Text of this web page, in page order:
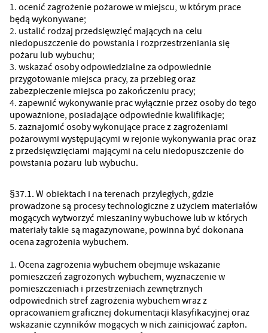
ocenić zagrożenie pożarowe w miejscu, w którym prace
będą wykonywane;
ustalić rodzaj przedsięwzięć mających na celu
niedopuszczenie do powstania i rozprzestrzeniania się
pożaru lub wybuchu;
wskazać osoby odpowiedzialne za odpowiednie
przygotowanie miejsca pracy, za przebieg oraz
zabezpieczenie miejsca po zakończeniu pracy;
zapewnić wykonywanie prac wyłącznie przez osoby do tego
upoważnione, posiadające odpowiednie kwalifikacje;
zaznajomić osoby wykonujące prace z zagrożeniami
pożarowymi występującymi w rejonie wykonywania prac oraz
z przedsięwzięciami mającymi na celu niedopuszczenie do
powstania pożaru lub wybuchu.
§37.1. W obiektach i na terenach przyległych, gdzie
prowadzone są procesy technologiczne z użyciem materiałów
mogących wytworzyć mieszaniny wybuchowe lub w których
materiały takie są magazynowane, powinna być dokonana
ocena zagrożenia wybuchem.
Ocena zagrożenia wybuchem obejmuje wskazanie
pomieszczeń zagrożonych wybuchem, wyznaczenie w
pomieszczeniach i przestrzeniach zewnętrznych
odpowiednich stref zagrożenia wybuchem wraz z
opracowaniem graficznej dokumentacji klasyfikacyjnej oraz
wskazanie czynników mogących w nich zainicjować zapłon.